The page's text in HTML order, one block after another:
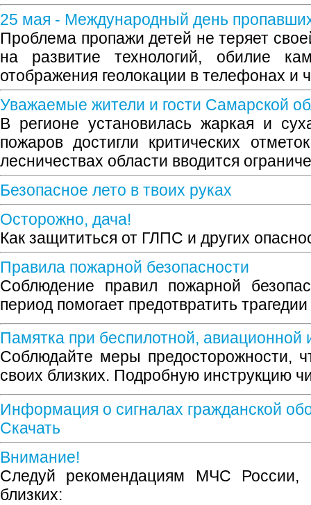
25 мая - Международный день
Проблема пропажи детей не теряет
на развитие технологий, обилие
отображения геолокации в телефонах и
Уважаемые жители и гости Самарской
В регионе установилась жаркая и
пожаров достигли критических
лесничествах области вводится
Безопасное лето в твоих руках
Осторожно, дача!
Как защититься от ГЛПС и других
Правила пожарной безопасности
Соблюдение правил пожарной
период помогает предотвратить
Памятка при беспилотной, авиационной
Соблюдайте меры предосторожности,
своих близких. Подробную инструкцию
Информация о сигналах гражданской
Скачать
Внимание!
Следуй рекомендациям МЧС России,
близких: